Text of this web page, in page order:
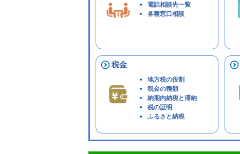
電話相談先一覧
各種窓口相談
税金
地方税の役割
税金の種類
納期内納税と滞納
税の証明
ふるさと納税